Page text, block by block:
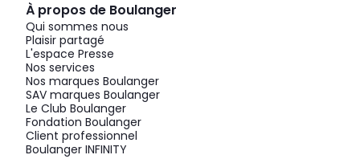
À propos de Boulanger
Qui sommes nous
Plaisir partagé
L'espace Presse
Nos services
Nos marques Boulanger
SAV marques Boulanger
Le Club Boulanger
Fondation Boulanger
Client professionnel
Boulanger INFINITY